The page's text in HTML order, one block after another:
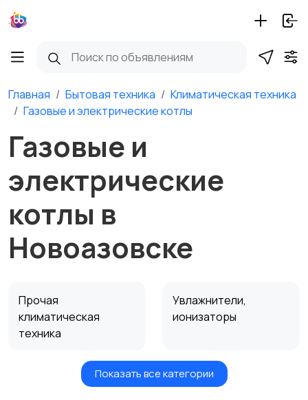
Главная Бытовая техника
Климатическая техника
Газовые и электрические котлы
Газовые и
электрические
котлы в
Новоазовске
Прочая
климатическая
техника
Увлажнители,
ионизаторы
Вентиляторы Обогреватели
Показать все категории